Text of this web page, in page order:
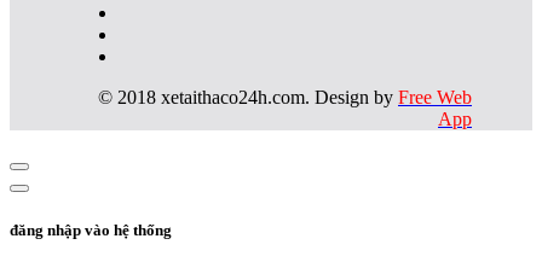
© 2018 xetaithaco24h.com. Design by Free Web
App
đăng nhập vào hệ thống